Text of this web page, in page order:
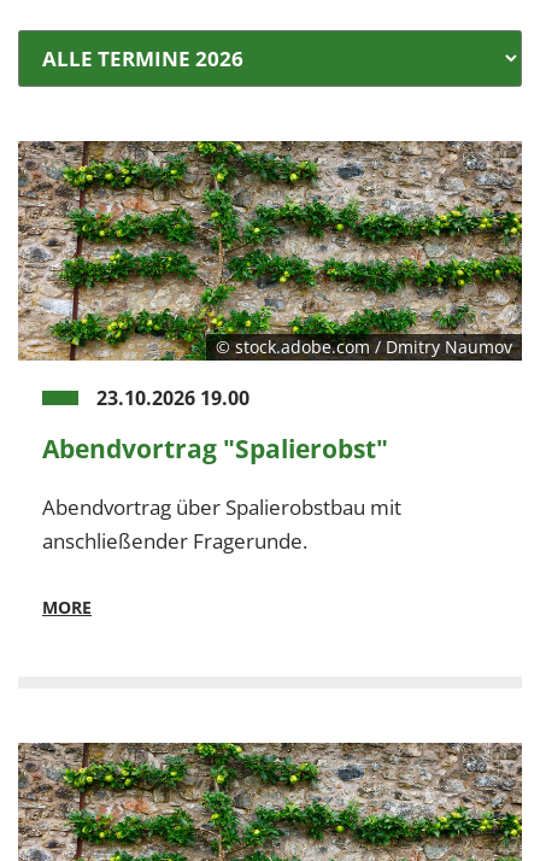
© stock.adobe.com / Dmitry Naumov
23.10.2026 19.00
Abendvortrag "Spalierobst"
Abendvortrag über Spalierobstbau mit
anschließender Fragerunde.
MORE